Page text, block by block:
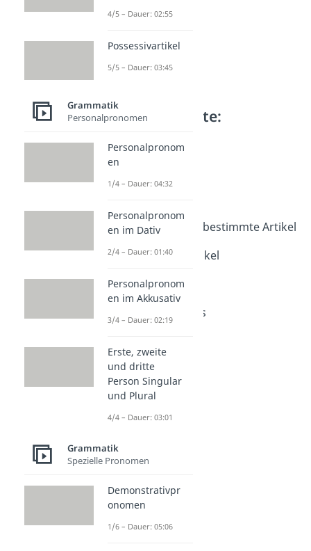
Weitere Inhalte:
Artikel
Artikel (Wortart)
Dauer: 04:36
Dauer: 04:25
Bestimmte und unbestimmte Artikel
Unbestimmter Artikel
Bestimmter Artikel
Dauer: 02:34
Artikel der, die, das
Dauer: 05:59
4/5 – Dauer: 02:55
Possessivartikel
5/5 – Dauer: 03:45
Grammatik
Personalpronomen
Personalpronom
en
1/4 – Dauer: 04:32
Personalpronom
en im Dativ
2/4 – Dauer: 01:40
Personalpronom
en im Akkusativ
3/4 – Dauer: 02:19
Erste, zweite
und dritte
Person Singular
und Plural
4/4 – Dauer: 03:01
Grammatik
Spezielle Pronomen
Demonstrativpr
onomen
1/6 – Dauer: 05:06